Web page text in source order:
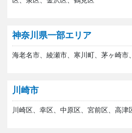
神奈川県一部エリア
海老名市、綾瀬市、寒川町、茅ヶ崎市
川崎市
川崎区、幸区、中原区、宮前区、高津